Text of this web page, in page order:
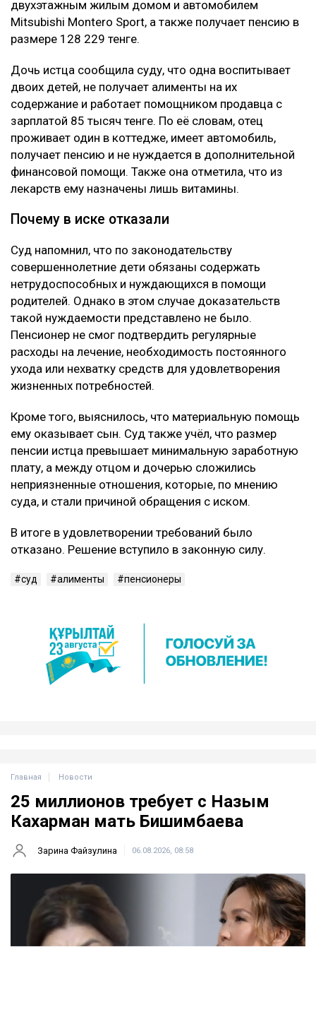
двухэтажным жилым домом и автомобилем
Mitsubishi Montero Sport, а также получает пенсию в
размере 128 229 тенге.
Дочь истца сообщила суду, что одна воспитывает
двоих детей, не получает алименты на их
содержание и работает помощником продавца с
зарплатой 85 тысяч тенге. По её словам, отец
проживает один в коттедже, имеет автомобиль,
получает пенсию и не нуждается в дополнительной
финансовой помощи. Также она отметила, что из
лекарств ему назначены лишь витамины.
Почему в иске отказали
Суд напомнил, что по законодательству
совершеннолетние дети обязаны содержать
нетрудоспособных и нуждающихся в помощи
родителей. Однако в этом случае доказательств
такой нуждаемости представлено не было.
Пенсионер не смог подтвердить регулярные
расходы на лечение, необходимость постоянного
ухода или нехватку средств для удовлетворения
жизненных потребностей.
Кроме того, выяснилось, что материальную помощь
ему оказывает сын. Суд также учёл, что размер
пенсии истца превышает минимальную заработную
плату, а между отцом и дочерью сложились
неприязненные отношения, которые, по мнению
суда, и стали причиной обращения с иском.
В итоге в удовлетворении требований было
отказано. Решение вступило в законную силу.
суд алименты пенсионеры